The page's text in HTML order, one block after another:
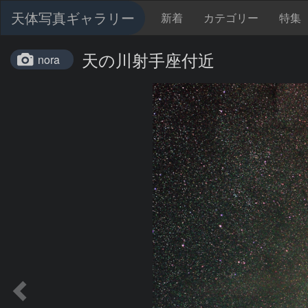
天体写真ギャラリー 新着 カテゴリー 特集
nora 天の川射手座付近